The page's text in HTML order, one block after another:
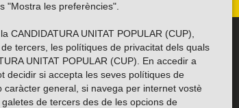
"Mostra les preferències".
CANDIDATURA UNITAT POPULAR (CUP),
tercers, les polítiques de privacitat dels quals
UNITAT POPULAR (CUP). En accedir a
decidir si accepta les seves polítiques de
caràcter general, si navega per internet vostè
de tercers des de les opcions de
a les xarxes socials